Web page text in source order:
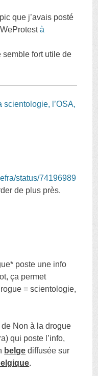
que j’avais posté
à
semble fort utile de
scientologie, l’OSA,
status/74196989
de plus près.
poste une info
ça permet
= scientologie,
de Non à la drogue
qui poste l’info,
belge diffusée sur
.